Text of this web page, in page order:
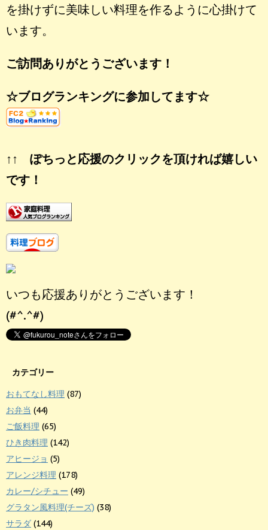
を掛けずに美味しい料理を作るように心掛けて
います。
ご訪問ありがとうございます！
☆ブログランキングに参加してます☆
↑↑ ぽちっと応援のクリックを頂ければ嬉しい
です！
いつも応援ありがとうございます！
(#^.^#)
カテゴリー
おもてなし料理 (87)
お弁当 (44)
ご飯料理 (65)
ひき肉料理 (142)
アヒージョ (5)
アレンジ料理 (178)
カレー/シチュー (49)
グラタン風料理(チーズ) (38)
サラダ (144)